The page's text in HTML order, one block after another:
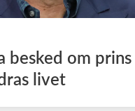
besked om
livet